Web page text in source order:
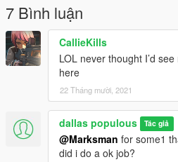
7 Bình luận
CallieKills
LOL never thought I’d
here
22 Tháng mười, 2021
dallas populous Tác giả
@Marksman for some1
did i do a ok job?